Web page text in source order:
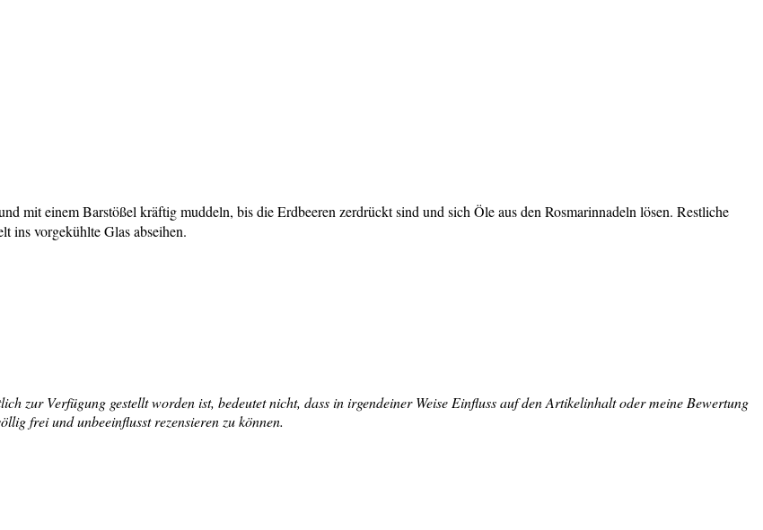
mit einem Barstößel kräftig muddeln, bis die Erdbeeren zerdrückt sind und sich Öle aus den Rosmarinnadeln lösen. Restliche
ins vorgekühlte Glas abseihen.
zur Verfügung gestellt worden ist, bedeutet nicht, dass in irgendeiner Weise Einfluss auf den Artikelinhalt oder meine Bewertung
frei und unbeeinflusst rezensieren zu können.